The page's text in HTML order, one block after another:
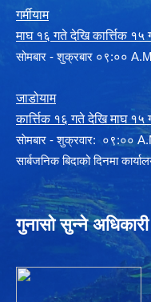
गर्मीयाम
माघ १६ गते देखि कार्त्तिक १५
सोमबार - शुक्रबार ०९:००
जाडोयाम
कार्त्तिक १६ गते देखि माघ १५
साेमबार - शुक्रवार: ०९:००
सार्बजनिक बिदाको दिनमा
गुनासो सुन्ने अधिकारी